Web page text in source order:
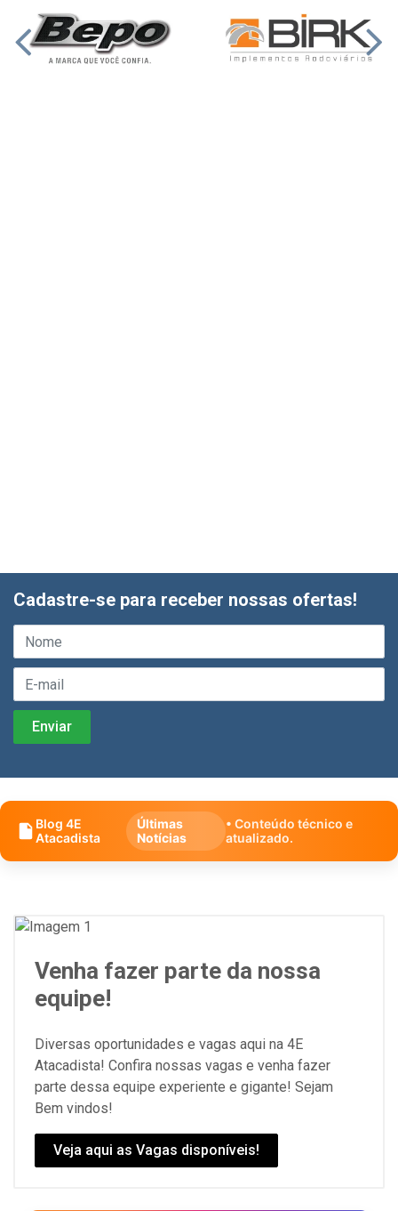
Cadastre-se para receber nossas ofertas!
Blog 4E
Atacadista
Últimas
Notícias
• Conteúdo técnico e
atualizado.
Venha fazer parte da nossa
equipe!
Diversas oportunidades e vagas aqui na 4E
Atacadista! Confira nossas vagas e venha fazer
parte dessa equipe experiente e gigante! Sejam
Bem vindos!
Veja aqui as Vagas disponíveis!